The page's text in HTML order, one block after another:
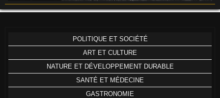
POLITIQUE ET SOCIÉTÉ
ART ET CULTURE
NATURE ET DÉVELOPPEMENT DURABLE
SANTÉ ET MÉDECINE
GASTRONOMIE